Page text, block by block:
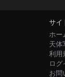
サイ
ホー
天体
利用
ロ
お問